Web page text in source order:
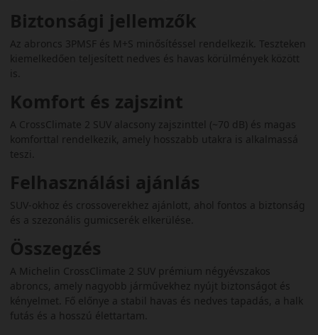
Biztonsági jellemzők
Az abroncs 3PMSF és M+S minősítéssel rendelkezik. Teszteken
kiemelkedően teljesített nedves és havas körülmények között
is.
Komfort és zajszint
A CrossClimate 2 SUV alacsony zajszinttel (~70 dB) és magas
komforttal rendelkezik, amely hosszabb utakra is alkalmassá
teszi.
Felhasználási ajánlás
SUV-okhoz és crossoverekhez ajánlott, ahol fontos a biztonság
és a szezonális gumicserék elkerülése.
Összegzés
A Michelin CrossClimate 2 SUV prémium négyévszakos
abroncs, amely nagyobb járművekhez nyújt biztonságot és
kényelmet. Fő előnye a stabil havas és nedves tapadás, a halk
futás és a hosszú élettartam.